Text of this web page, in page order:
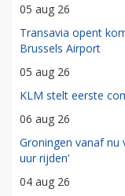
05 aug 26
Transavia opent
Brussels Airport
05 aug 26
KLM stelt eerste
06 aug 26
Groningen vanaf nu
uur rijden'
04 aug 26